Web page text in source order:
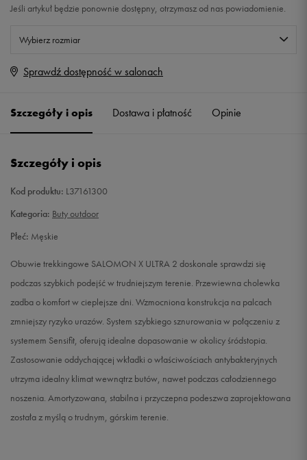
Jeśli artykuł będzie ponownie dostępny, otrzymasz od nas powiadomienie.
Wybierz rozmiar
Rozmiary EU
41 1/3
43 1/3 27,5 cm
44
44 2/3 28,5 cm Powiadom o dostępności
29,5 cm Powiadom o dostępności
46 2/3 30 cm Powiadom o dostępności
48 31 cm
Sprawdź dostępność w salonach
Szczegóły i opis Dostawa i płatność Opinie
Szczegóły i opis
Kod produktu: L37161300
Kategoria: Buty outdoor
Płeć: Męskie
Obuwie trekkingowe SALOMON X ULTRA 2 doskonale sprawdzi się
podczas szybkich podejść w trudniejszym terenie. Przewiewna cholewka
zadba o komfort w cieplejsze dni. Wzmocniona konstrukcja na palcach
zmniejszy ryzyko urazów. System szybkiego sznurowania w połączeniu z
systemem Sensifit, oferują idealne dopasowanie w okolicy śródstopia.
Zastosowanie oddychającej wkładki o właściwościach antybakteryjnych
utrzyma idealny klimat wewnątrz butów, nawet podczas całodziennego
noszenia. Amortyzowana, stabilna i przyczepna podeszwa zaprojektowana
została z myślą o trudnym, górskim terenie.